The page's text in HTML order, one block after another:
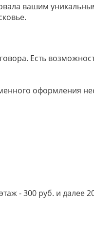
вашим
Есть
оформления
- 300 руб. и далее